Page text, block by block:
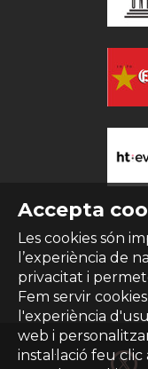
Accepta
Les cookies són
l’experiència de
privacitat i
Fem servir
l'experiència
web i
instal·lació feu